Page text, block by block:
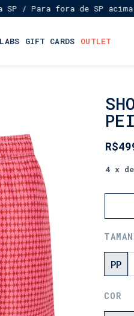
fora de SP acima de
GIFT CARDS OUTLET
INÍCIO
•
DIA
PAIS
4 x de
PP
COR